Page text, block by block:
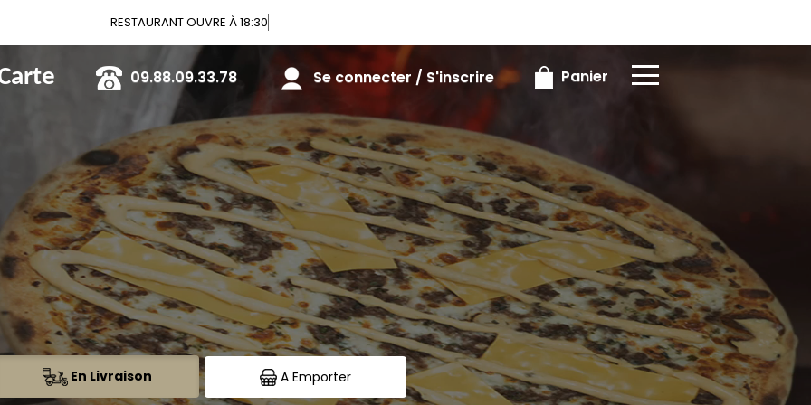
V
09.88.09.33.78 Se connecter / S'inscrire Panier
×
En Livraison A Emporter